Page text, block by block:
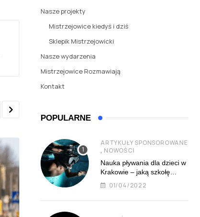
Nasze projekty
Mistrzejowice kiedyś i dziś
Sklepik Mistrzejowicki
Nasze wydarzenia
Mistrzejowice Rozmawiają
Kontakt
POPULARNE
ARTYKUŁY SPONSOROWANE
, NOWOŚCI
Nauka pływania dla dzieci w
Krakowie – jaką szkołę
najlepiej wybrać?
01/04/2022